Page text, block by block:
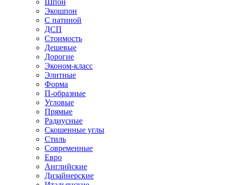
Шпон
Экошпон
С патиной
ДСП
Стоимость
Дешевые
Дорогие
Эконом-класс
Элитные
Форма
П-образные
Угловые
Прямые
Радиусные
Скошенные углы
Стиль
Современные
Евро
Английские
Дизайнерские